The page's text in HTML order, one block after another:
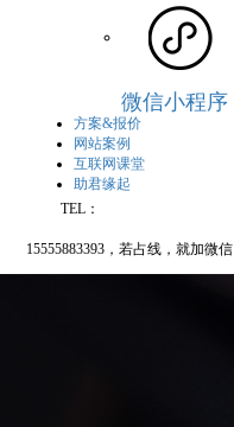
微信小程序
方案&报价
网站案例
互联网课堂
助君缘起
TEL：
15555883393，若占线，就加微信